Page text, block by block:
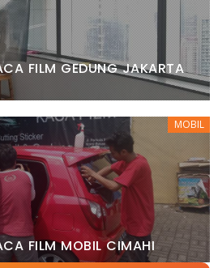
FILM GEDUNG JAKARTA
MOBIL
FILM MOBIL CIMAHI